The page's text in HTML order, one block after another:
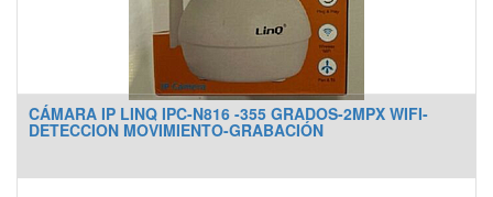
CÁMARA IP LINQ IPC-N816 -355 GRADOS-2MPX WIFI-
DETECCION MOVIMIENTO-GRABACIÓN